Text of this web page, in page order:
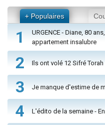
+ Populaires
1
URGENCE - Diane, 80
appartement insalubre
2 Ils ont volé 12 Sifré
3 Je manque d'estime de
4 L'édito de la semaine -